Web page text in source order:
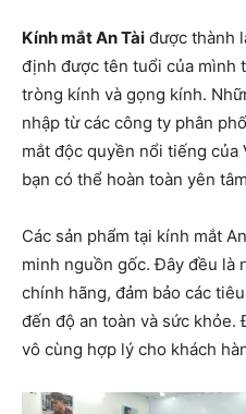
Kính mắt An Tài được thành
định được tên tuổi của mình
tròng kính và gọng kính.
nhập từ các công ty phân
mắt độc quyền nổi tiếng của
bạn có thể hoàn toàn yên
Các sản phẩm tại kính mắt
minh nguồn gốc. Đây đều là
chính hãng, đảm bảo các
đến độ an toàn và sức khỏe.
vô cùng hợp lý cho khách